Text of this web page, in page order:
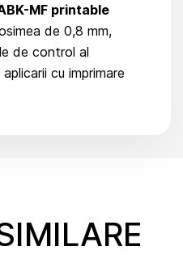
MF printable
de 0,8 mm,
de control al
cu imprimare